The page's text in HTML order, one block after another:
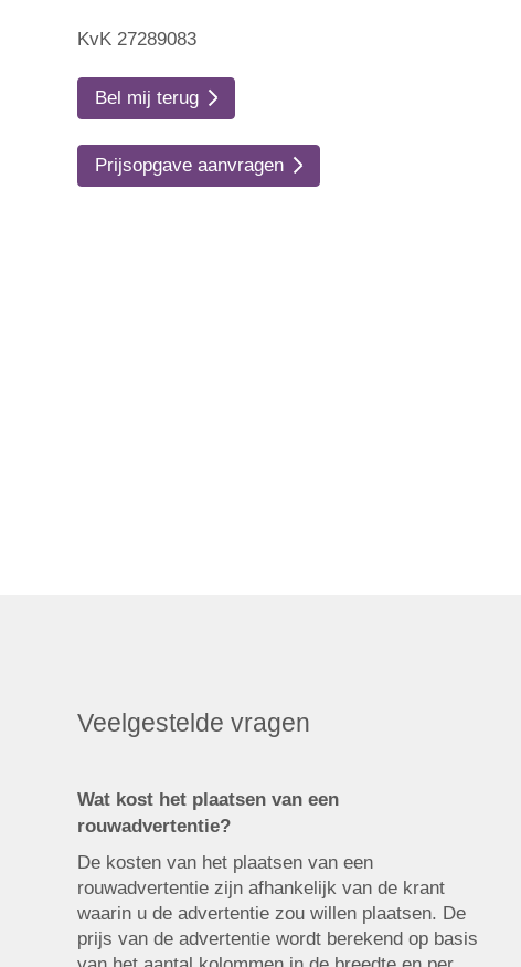
KvK 27289083
Bel mij terug
Prijsopgave aanvragen
Veelgestelde vragen
Wat kost het plaatsen van een
rouwadvertentie?
De kosten van het plaatsen van een
rouwadvertentie zijn afhankelijk van de krant
waarin u de advertentie zou willen plaatsen. De
prijs van de advertentie wordt berekend op basis